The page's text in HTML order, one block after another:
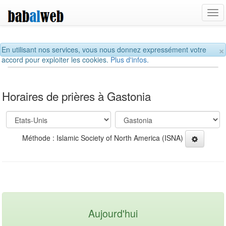
×
En utilisant nos services, vous nous donnez expressément votre
accord pour exploiter les cookies.Plus d'infos.
Horaires de prières à Gastonia
Méthode : Islamic Society of North America (ISNA)
Aujourd'hui